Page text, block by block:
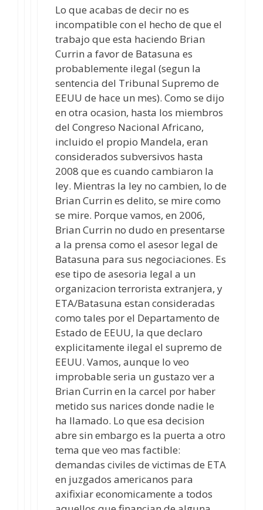
Lo que acabas de decir no es
incompatible con el hecho de que el
trabajo que esta haciendo Brian
Currin a favor de Batasuna es
probablemente ilegal (segun la
sentencia del Tribunal Supremo de
EEUU de hace un mes). Como se dijo
en otra ocasion, hasta los miembros
del Congreso Nacional Africano,
incluido el propio Mandela, eran
considerados subversivos hasta
2008 que es cuando cambiaron la
ley. Mientras la ley no cambien, lo de
Brian Currin es delito, se mire como
se mire. Porque vamos, en 2006,
Brian Currin no dudo en presentarse
a la prensa como el asesor legal de
Batasuna para sus negociaciones. Es
ese tipo de asesoria legal a un
organizacion terrorista extranjera, y
ETA/Batasuna estan consideradas
como tales por el Departamento de
Estado de EEUU, la que declaro
explicitamente ilegal el supremo de
EEUU. Vamos, aunque lo veo
improbable seria un gustazo ver a
Brian Currin en la carcel por haber
metido sus narices donde nadie le
ha llamado. Lo que esa decision
abre sin embargo es la puerta a otro
tema que veo mas factible:
demandas civiles de victimas de ETA
en juzgados americanos para
axifixiar economicamente a todos